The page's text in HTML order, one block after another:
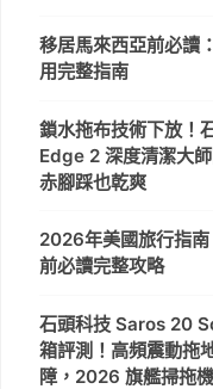
移居馬來西亞前必讀
用完整指南
鎖水拖布技術下放！
Edge 2 深度清潔大
赤腳踩也乾爽
2026年美國旅行指
前必讀完整攻略
石頭科技 Saros 20
箱評測！高頻震動拖
障，2026 旗艦掃拖